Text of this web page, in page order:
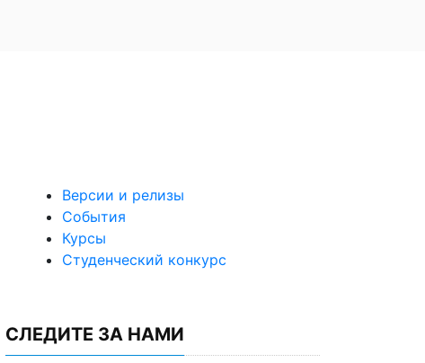
Версии и релизы
События
Курсы
Студенческий конкурс
СЛЕДИТЕ ЗА НАМИ